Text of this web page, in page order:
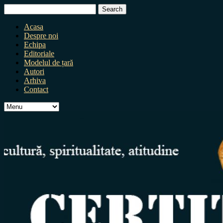
for:
Acasa
Despre noi
Echipa
Editoriale
Modelul de țară
Autori
Arhiva
Contact